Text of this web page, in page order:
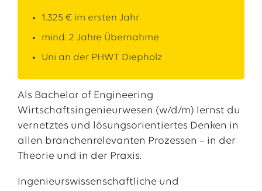
1.325 € im ersten Jahr
mind. 2 Jahre Übernahme
Uni an der PHWT Diepholz
Als Bachelor of Engineering
Wirtschaftsingenieurwesen (w/d/m) lernst du
vernetztes und lösungsorientiertes Denken in
allen branchenrelevanten Prozessen – in der
Theorie und in der Praxis.
Ingenieurswissenschaftliche und